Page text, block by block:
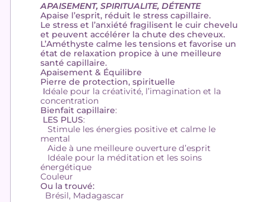
APAISEMENT, SPIRITUALITE, DÉTENTE
Apaise l’esprit, réduit le stress capillaire.
Le stress et l’anxiété fragilisent le cuir chevelu
et peuvent accélérer la chute des cheveux.
L’Améthystecalme les tensions et favorise un
état de relaxation propice à une meilleure
santé capillaire.
Apaisement & Équilibre
Pierre de protection, spirituelle
Idéale pour la créativité, l’imagination et la
concentration
Bienfait capillaire:
LES PLUS:
Stimule les énergies positive et calme le
mental
Aide à une meilleure ouverture d’esprit
Idéale pour la méditation et les soins
énergétique
Couleur
Ou la trouvé:
Brésil, Madagascar